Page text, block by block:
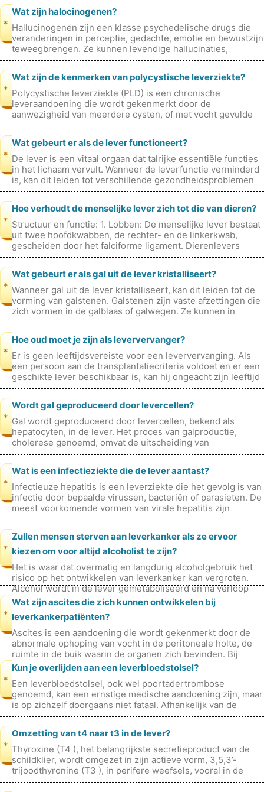
*
Wat zijn halocinogenen?
Hallucinogenen zijn een klasse psychedelische drugs die
veranderingen in perceptie, gedachte, emotie en bewustzijn
teweegbrengen. Ze kunnen levendige hallucinaties,
visioenen en andere zintu
*
Wat zijn de kenmerken van polycystische leverziekte?
Polycystische leverziekte (PLD) is een chronische
leveraandoening die wordt gekenmerkt door de
aanwezigheid van meerdere cysten, of met vocht gevulde
zakjes, in de lever. De cysten zijn mees
*
Wat gebeurt er als de lever functioneert?
De lever is een vitaal orgaan dat talrijke essentiële functies
in het lichaam vervult. Wanneer de leverfunctie verminderd
is, kan dit leiden tot verschillende gezondheidsproblemen
en aandoen
*
Hoe verhoudt de menselijke lever zich tot die van dieren?
Structuur en functie: 1. Lobben: De menselijke lever bestaat
uit twee hoofdkwabben, de rechter- en de linkerkwab,
gescheiden door het falciforme ligament. Dierenlevers
kunnen variëren in l
*
Wat gebeurt er als gal uit de lever kristalliseert?
Wanneer gal uit de lever kristalliseert, kan dit leiden tot de
vorming van galstenen. Galstenen zijn vaste afzettingen die
zich vormen in de galblaas of galwegen. Ze kunnen in
grootte variër
*
Hoe oud moet je zijn als leververvanger?
Er is geen leeftijdsvereiste voor een leververvanging. Als
een persoon aan de transplantatiecriteria voldoet en er een
geschikte lever beschikbaar is, kan hij ongeacht zijn leeftijd
een leve
*
Wordt gal geproduceerd door levercellen?
Gal wordt geproduceerd door levercellen, bekend als
hepatocyten, in de lever. Het proces van galproductie,
cholerese genoemd, omvat de uitscheiding van
galbestanddelen in de galkanaaltjes, d
*
Wat is een infectieziekte die de lever aantast?
Infectieuze hepatitis is een leverziekte die het gevolg is van
infectie door bepaalde virussen, bacteriën of parasieten. De
meest voorkomende vormen van virale hepatitis zijn
hepatitis A, he
*
Zullen mensen sterven aan leverkanker als ze ervoor
kiezen om voor altijd alcoholist te zijn?
Het is waar dat overmatig en langdurig alcoholgebruik het
risico op het ontwikkelen van leverkanker kan vergroten.
Alcohol wordt in de lever gemetaboliseerd en na verloop
van tijd kan zwaar
*
Wat zijn ascites die zich kunnen ontwikkelen bij
leverkankerpatiënten?
Ascites is een aandoening die wordt gekenmerkt door de
abnormale ophoping van vocht in de peritoneale holte, de
ruimte in de buik waarin de organen zich bevinden. Bij
leverkankerpatiënten ku
*
Kun je overlijden aan een leverbloedstolsel?
Een leverbloedstolsel, ook wel poortadertrombose
genoemd, kan een ernstige medische aandoening zijn, maar
is op zichzelf doorgaans niet fataal. Afhankelijk van de
onderliggende oorzaak van h
*
Omzetting van t4 naar t3 in de lever?
Thyroxine (T4 ), het belangrijkste secretieproduct van de
schildklier, wordt omgezet in zijn actieve vorm, 3,5,3’-
trijoodthyronine (T3 ), in perifere weefsels, vooral in de
lever en de niere